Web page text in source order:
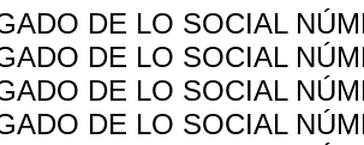
DE LO SOCIAL
DE LO SOCIAL
DE LO SOCIAL
DE LO SOCIAL